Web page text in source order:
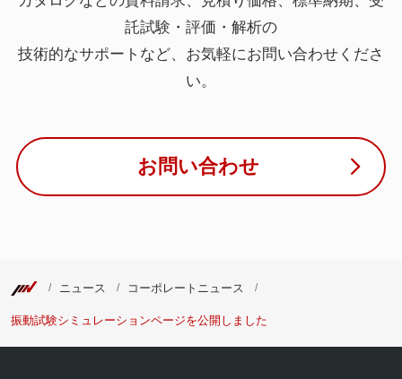
託試験・評価・解析の
技術的なサポートなど、お気軽にお問い合わせくださ
い。
お問い合わせ
ニュース コーポレートニュース
振動試験シミュレーションページを公開しました